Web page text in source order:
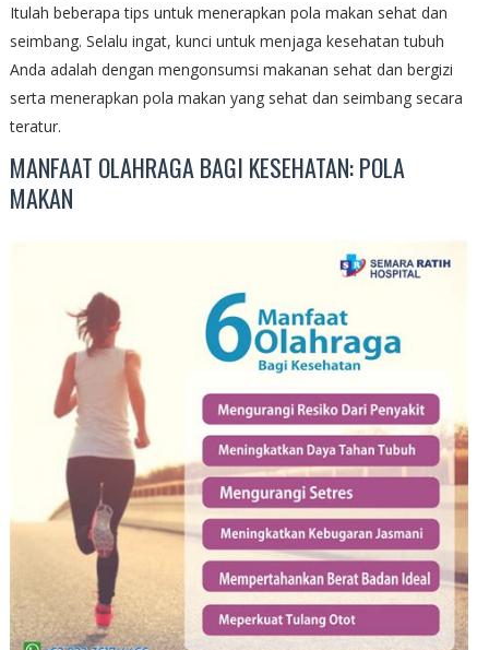
Itulah beberapa tips untuk menerapkan pola makan sehat dan
seimbang. Selalu ingat, kunci untuk menjaga kesehatan tubuh
Anda adalah dengan mengonsumsi makanan sehat dan bergizi
serta menerapkan pola makan yang sehat dan seimbang secara
teratur.
MANFAAT OLAHRAGA BAGI KESEHATAN: POLA
MAKAN